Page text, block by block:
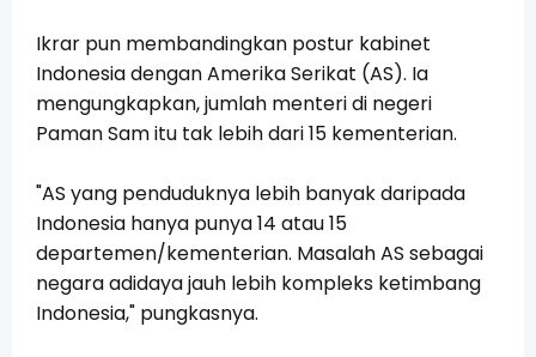
Ikrar pun membandingkan postur kabinet
Indonesia dengan Amerika Serikat (AS). Ia
mengungkapkan, jumlah menteri di negeri
Paman Sam itu tak lebih dari 15 kementerian.
"AS yang penduduknya lebih banyak daripada
Indonesia hanya punya 14 atau 15
departemen/kementerian. Masalah AS sebagai
negara adidaya jauh lebih kompleks ketimbang
Indonesia," pungkasnya.